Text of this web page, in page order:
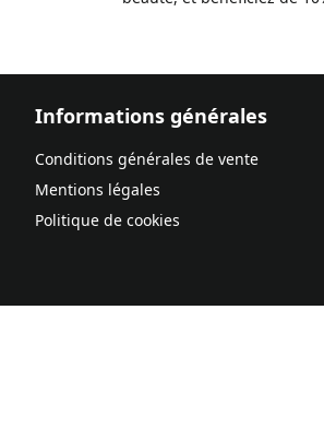
Informations générales
Conditions générales de vente
Mentions légales
Politique de cookies